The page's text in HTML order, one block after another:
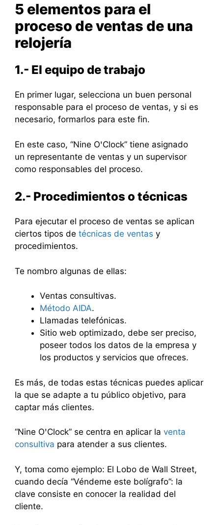
5 elementos para el
proceso de ventas de una
relojería
1.- El equipo de trabajo
En primer lugar, selecciona un buen personal
responsable para el proceso de ventas, y si es
necesario, formarlos para este fin.
En este caso, “Nine OꞌClock” tiene asignado
un representante de ventas y un supervisor
como responsables del proceso.
2.- Procedimientos o técnicas
Para ejecutar el proceso de ventas se aplican
ciertos tipos de técnicas de ventas y
procedimientos.
Te nombro algunas de ellas:
Ventas consultivas.
Método AIDA.
Llamadas telefónicas.
Sitio web optimizado, debe ser preciso,
poseer todos los datos de la empresa y
los productos y servicios que ofreces.
Es más, de todas estas técnicas puedes aplicar
la que se adapte a tu público objetivo, para
captar más clientes.
“Nine OꞌClock” se centra en aplicar la venta
consultiva para atender a sus clientes.
Y, toma como ejemplo: El Lobo de Wall Street,
cuando decía “Véndeme este bolígrafo”: la
clave consiste en conocer la realidad del
cliente.